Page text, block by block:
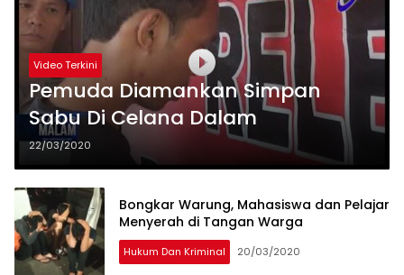
Video Terkini
Pemuda Diamankan Simpan
Sabu Di Celana Dalam
22/03/2020
Bongkar Warung, Mahasiswa dan Pelajar
Menyerah di Tangan Warga
Hukum Dan Kriminal 20/03/2020